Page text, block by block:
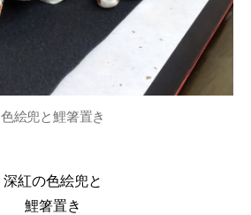
色絵兜と鯉箸置き
深紅の色絵兜と
鯉箸置き